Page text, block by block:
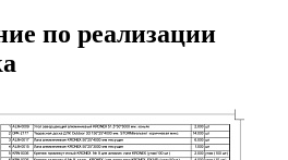
по реализации